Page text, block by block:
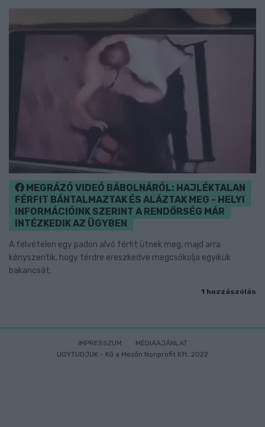
MEGRÁZÓ VIDEÓ BÁBOLNÁRÓL: HAJLÉKTALAN
FÉRFIT BÁNTALMAZTAK ÉS ALÁZTAK MEG - HELYI
INFORMÁCIÓINK SZERINT A RENDŐRSÉG MÁR
INTÉZKEDIK AZ ÜGYBEN
A felvételen egy padon alvó férfit ütnek meg, majd arra
kényszerítik, hogy térdre ereszkedve megcsókolja egyikük
bakancsát.
1 hozzászólás
IMPRESSZUM
MÉDIAAJÁNLAT
UGYTUDJUK - Kő a Mezőn Nonprofit Kft. 2022